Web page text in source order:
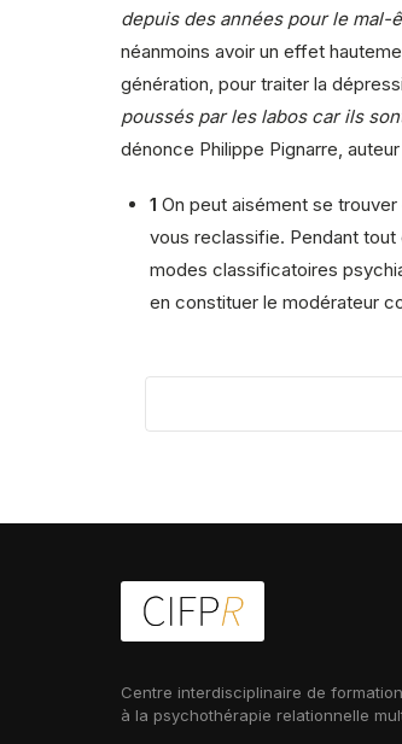
depuis des années pour le
néanmoins avoir un effet
génération, pour traiter la
poussés par les labos car ils
dénonce Philippe Pignarre,
1 On peut aisément se
vous reclassifie. Pendant
modes classificatoires
en constituer le modérateur
Centre interdisciplinaire de formation
à la psychothérapie relationnelle